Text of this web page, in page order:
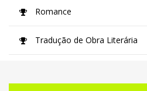
Romance
Tradução de Obra Literária